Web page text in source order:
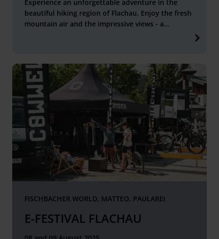
Experience an unforgettable adventure in the
beautiful hiking region of Flachau. Enjoy the fresh
mountain air and the impressive views - a
FISCHBACHER WORLD, MATTEO, PAULAREI
E-FESTIVAL FLACHAU